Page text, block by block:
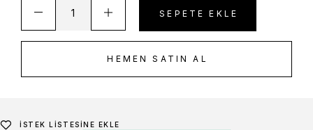
SEPETE EKLE
HEMEN SATIN AL
İSTEK LISTESINE EKLE